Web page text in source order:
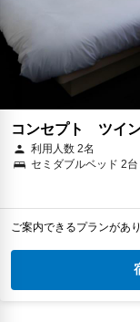
コンセプト ツイ
利用人数 2名
セミダブルベッド 2台
ご案内できるプランがあ